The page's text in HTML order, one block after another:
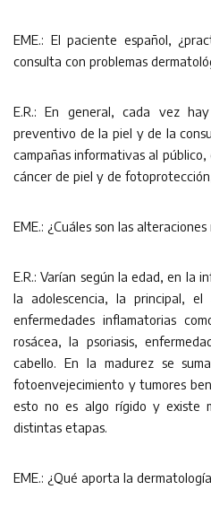
EME.: El paciente español,
consulta con problemas
E.R.: En general, cada vez
preventivo de la piel y de la
campañas informativas al
cáncer de piel y de
EME.: ¿Cuáles son las
E.R.: Varían según la edad, en la
la adolescencia, la principal,
enfermedades inflamatorias
rosácea, la psoriasis,
cabello. En la madurez se
fotoenvejecimiento y tumores
esto no es algo rígido y existe
distintas etapas.
EME.: ¿Qué aporta la